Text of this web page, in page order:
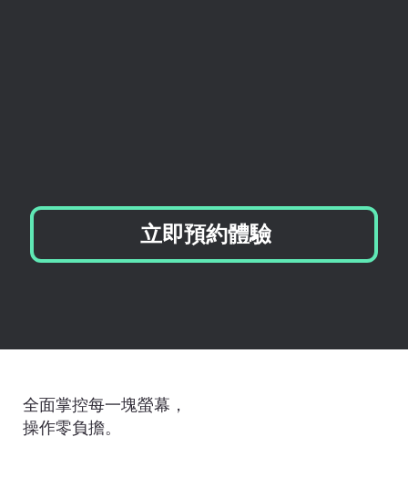
立即預約體驗
全面掌控每一塊螢幕，
操作零負擔。